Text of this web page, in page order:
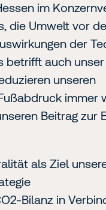
im
die Umwelt vor
der
betrifft auch
unseren
immer
Beitrag zur
als Ziel
Bilanz in